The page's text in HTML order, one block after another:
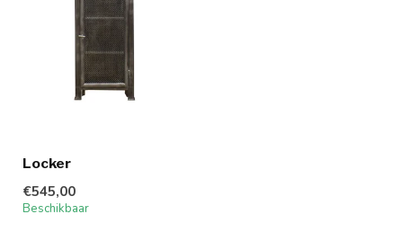
Locker
€545,00
Beschikbaar